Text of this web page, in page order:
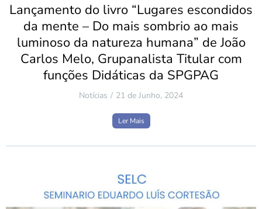
Lançamento do livro “Lugares escondidos
da mente – Do mais sombrio ao mais
luminoso da natureza humana” de João
Carlos Melo, Grupanalista Titular com
funções Didáticas da SPGPAG
Notícias 21 de Junho, 2024
Ler Mais